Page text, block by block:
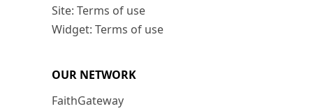
Site: Terms of use
Widget: Terms of use
OUR NETWORK
FaithGateway